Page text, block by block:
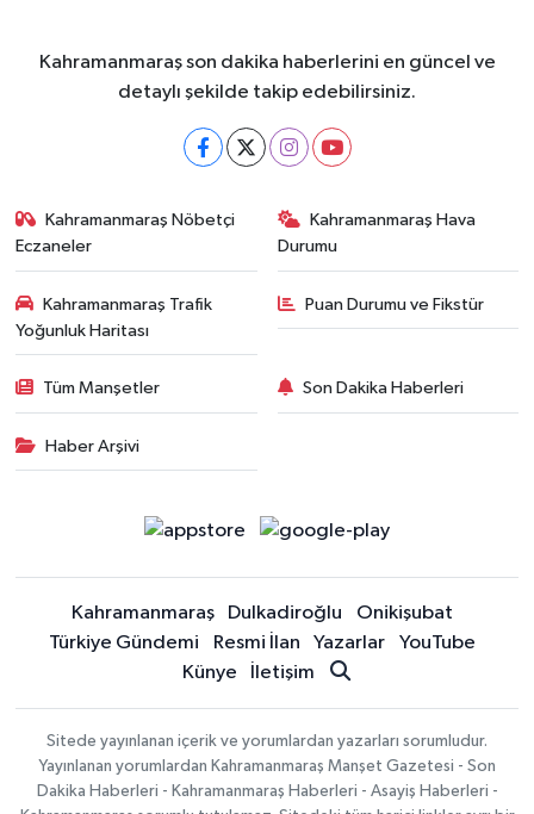
Kahramanmaraş son dakika haberlerini en güncel ve
detaylı şekilde takip edebilirsiniz.
Kahramanmaraş Nöbetçi
Eczaneler
Kahramanmaraş Hava
Durumu
Kahramanmaraş Trafik
Yoğunluk Haritası
Puan Durumu ve Fikstür
Tüm Manşetler Son Dakika Haberleri
Haber Arşivi
Kahramanmaraş Dulkadiroğlu
Onikişubat
Türkiye Gündemi
Resmi İlan Yazarlar
YouTube
Künye
İletişim
Sitede yayınlanan içerik ve yorumlardan yazarları sorumludur.
Yayınlanan yorumlardan Kahramanmaraş Manşet Gazetesi - Son
Dakika Haberleri - Kahramanmaraş Haberleri - Asayiş Haberleri -